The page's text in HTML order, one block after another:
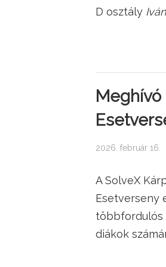
D osztály
2026. február 16.
A SolveX
Esetverseny
többfordulós
diákok